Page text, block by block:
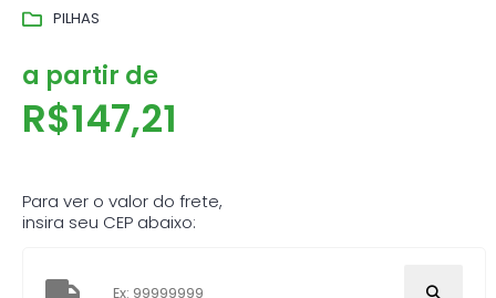
PILHAS
a partir de
R$147,21
Para ver o valor do frete,
insira seu CEP abaixo: